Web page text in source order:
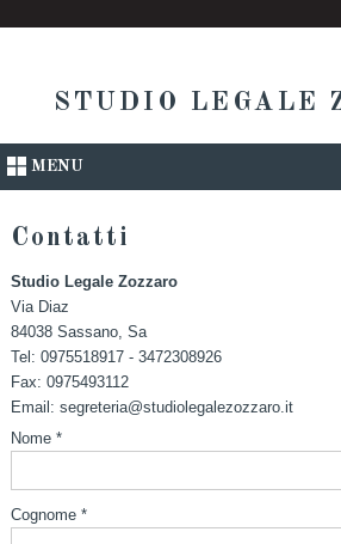
STUDIO LEGALE
MENU
Contatti
Studio Legale Zozzaro
Via Diaz
84038 Sassano, Sa
Tel: 0975518917 - 3472308926
Fax: 0975493112
Email: segreteria@studiolegalezozzaro.it
Nome *
Cognome *